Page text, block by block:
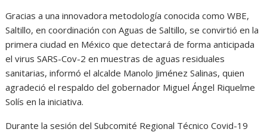
Gracias a una innovadora metodología conocida como WBE,
Saltillo, en coordinación con Aguas de Saltillo, se convirtió en la
primera ciudad en México que detectará de forma anticipada
el virus SARS-Cov-2 en muestras de aguas residuales
sanitarias, informó el alcalde Manolo Jiménez Salinas, quien
agradeció el respaldo del gobernador Miguel Ángel Riquelme
Solís en la iniciativa.
Durante la sesión del Subcomité Regional Técnico Covid-19